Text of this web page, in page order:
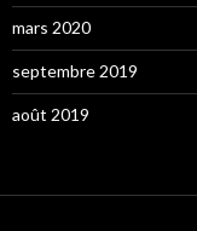
mars 2020
septembre 2019
août 2019